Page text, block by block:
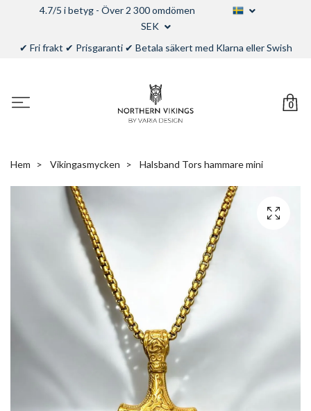
4.7/5 i betyg - Över 2 300 omdömen
SEK
✔ Fri frakt ✔ Prisgaranti ✔ Betala säkert med Klarna eller Swish
0
Hem Vikingasmycken Halsband Tors hammare mini